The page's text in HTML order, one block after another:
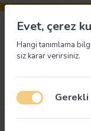
Evet, çerez
Hangi tanımlama
siz karar verirsiniz.